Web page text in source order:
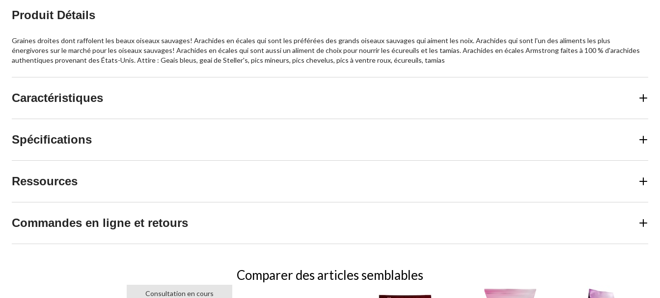
Produit Détails
Graines droites dont raffolent les beaux oiseaux sauvages! Arachides en écales qui sont les préférées des grands oiseaux sauvages qui aiment les noix. Arachides qui sont l'un des aliments les plus
énergivores sur le marché pour les oiseaux sauvages! Arachides en écales qui sont aussi un aliment de choix pour nourrir les écureuils et les tamias. Arachides en écales Armstrong faites à 100 % d'arachides
authentiques provenant des États-Unis. Attire : Geais bleus, geai de Steller's, pics mineurs, pics chevelus, pics à ventre roux, écureuils, tamias
Caractéristiques
Spécifications
Ressources
Commandes en ligne et retours
Comparer des articles semblables
Consultation en cours